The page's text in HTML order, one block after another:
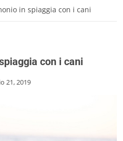
in spiaggia con i cani
con i cani
21, 2019